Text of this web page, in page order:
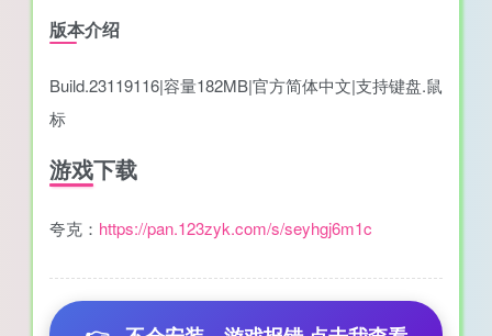
版本介绍
Build.23119116|容量182MB|官方简体中文|支持键盘.鼠
标
游戏下载
夸克： https://pan.123zyk.com/s/seyhgj6m1c